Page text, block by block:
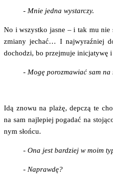
- Mnie jed­na wystarczy.
No i wszyst­ko jasne – i tak mu nie
zmia­ny jechać… I naj­wy­raź­niej
docho­dzi, bo przej­mu­je ini­cja­ty­wę i
- Mogę poroz­ma­wiać sam na
Idą zno­wu na pla­żę, dep­czą te
na sam naj­le­piej poga­dać na
nym słońcu.
- Ona jest bar­dziej w moim
- Napraw­dę?